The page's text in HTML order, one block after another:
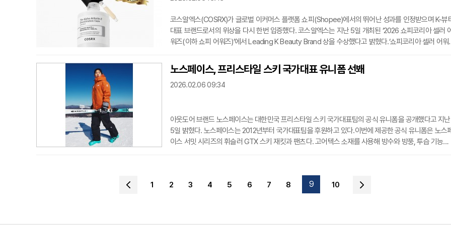
코스알엑스(COSRX)가 글로벌 이커머스 플랫폼 쇼피(Shopee)에서의 뛰어난 성과를 인정받으며 K-뷰
대표 브랜드로서의 위상을 다시 한번 입증했다. 코스알엑스는 지난 5일 개최된 ‘2026 쇼피코리아 셀러
워즈(이하 쇼피 어워즈)’에서 Leading K Beauty Brand 상을 수상했다고 밝혔다.‘쇼피코리아 셀러 어워
랫폼 기여도 등을 종합적으로 평가해 우수 브랜드와 셀러를 선정한다.코스알엑스는 연간 매출 성장, 브랜
드 경쟁력, 플랫폼 기여도 등 여러 핵심 지표에서 높은 평가를 받아 Leading K Beauty Brand 상 수상을
거머쥐었다. 특
노스페이스, 프리스타일 스키 국가대표 유니폼 선봬
2026.02.06 09:34
아웃도어 브랜드 노스페이스는 대한민국 프리스타일 스키 국가대표팀의 공식 유니폼을 공개했다고 지난
5일 밝혔다. 노스페이스는 2012년부터 국가대표팀을 후원하고 있다.이번에 제공한 공식 유니폼은 노스페
이스 서밋 시리즈의 휘슬러 GTX 스키 재킷과 팬츠다. 고어텍스 소재를 사용해 방수와 방풍, 투습 기능을
능성 제품을 제공한다고 설명했다. 2026 밀라노 동계올림픽에 출전하는 정대윤, 이윤승, 이승훈, 김다은
선수도 지원한
1 2 3 4 5 6 7 8 9 10